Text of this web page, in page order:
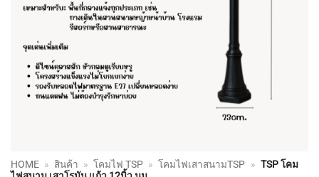
HOME » สินค้า » โคมไฟ TSP » โคมไฟเสาสนามTSP » TSP โคม